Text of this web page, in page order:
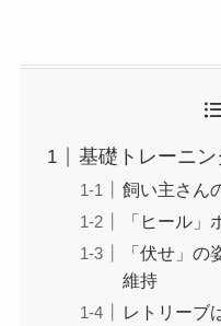
基礎トレーニン
飼い主さん
「ヒール
「伏せ」
維持
レトリーブ